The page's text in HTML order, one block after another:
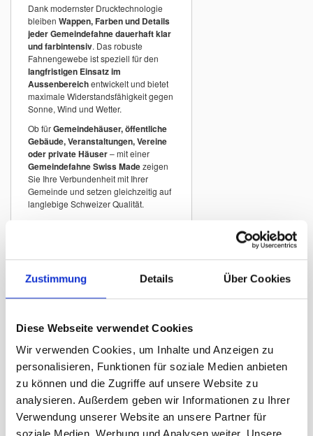
Zustimmung Details Über Cookies
Diese Webseite verwendet Cookies
Wir verwenden Cookies, um Inhalte und Anzeigen zu
personalisieren, Funktionen für soziale Medien anbieten
zu können und die Zugriffe auf unsere Website zu
analysieren. Außerdem geben wir Informationen zu Ihrer
Verwendung unserer Website an unsere Partner für
Dank modernster Drucktechnologie
bleiben Wappen, Farben und Details
jeder Gemeindefahne dauerhaft klar
und farbintensiv. Das robuste
Fahnengewebe ist speziell für den
langfristigen Einsatz im
Aussenbereichentwickelt und bietet
maximale Widerstandsfähigkeit gegen
Sonne, Wind und Wetter.
Ob fürGemeindehäuser, öffentliche
Gebäude, Veranstaltungen, Vereine
oder private Häuser– mit einer
Gemeindefahne Swiss Madezeigen
Sie Ihre Verbundenheit mit Ihrer
Gemeinde und setzen gleichzeitig auf
langlebige Schweizer Qualität.
Schweiz A–Z
In unserem Sortiment finden Sie
Gemeindefahnen vieler Schweizer
Wappen.
Gemeindefahne Zürich
Gemeindefahne Winterthur
Gemeindefahne St. Gallen
Gemeindefahne Luzern